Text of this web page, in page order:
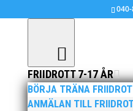
FRIIDROTT 7-17 ÅR
BÖRJA TRÄNA
ANMÄLAN TILL
Jag älskar Stavhopp